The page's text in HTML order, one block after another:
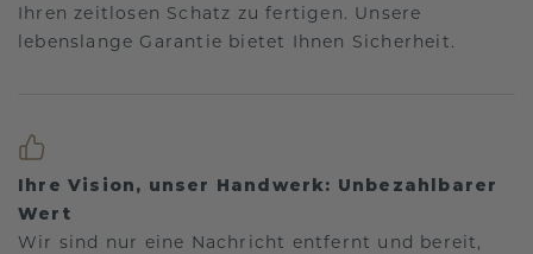
Ihren zeitlosen Schatz zu fertigen. Unsere
lebenslange Garantie bietet Ihnen Sicherheit.
Ihre Vision, unser Handwerk: Unbezahlbarer
Wert
Wir sind nur eine Nachricht entfernt und bereit,